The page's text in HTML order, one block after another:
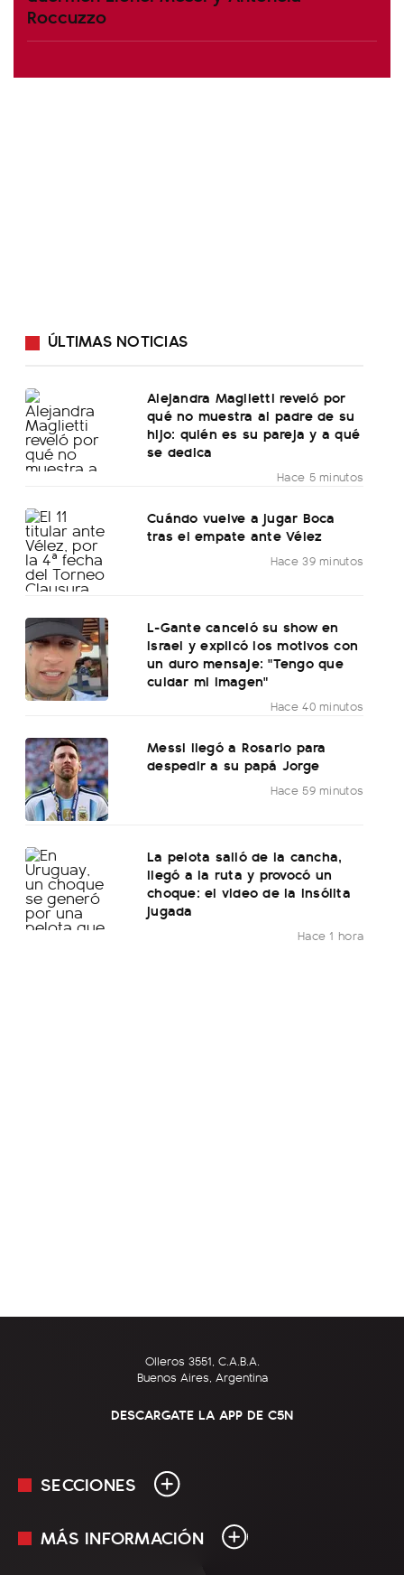
Roccuzzo
ÚLTIMAS NOTICIAS
Alejandra Maglietti reveló por
qué no muestra al padre de su
hijo: quién es su pareja y a qué
se dedica
Hace 5 minutos
Cuándo vuelve a jugar Boca
tras el empate ante Vélez
Hace 39 minutos
L-Gante canceló su show en
Israel y explicó los motivos con
un duro mensaje: "Tengo que
cuidar mi imagen"
Hace 40 minutos
Messi llegó a Rosario para
despedir a su papá Jorge
Hace 59 minutos
La pelota salió de la cancha,
llegó a la ruta y provocó un
choque: el video de la insólita
jugada
Hace 1 hora
Olleros 3551, C.A.B.A.
Buenos Aires, Argentina
DESCARGATE LA APP DE C5N
SECCIONES
En Vivo
MÁS INFORMACIÓN